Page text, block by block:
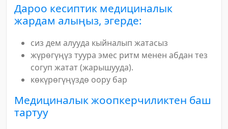
Дароо кесиптик медициналык
жардам алыңыз, эгерде:
сиз дем алууда кыйналып жатасыз
жүрөгүңүз туура эмес ритм менен абдан тез
согуп жатат (жарышууда).
көкүрөгүңүздө оору бар
Медициналык жоопкерчиликтен баш
тартуу